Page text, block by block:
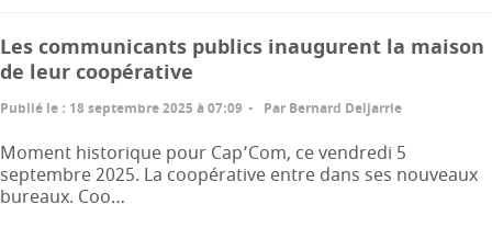
Les communicants publics inaugurent la maison
de leur coopérative
Publié le : 18 septembre 2025 à 07:09 Par Bernard Deljarrie
Moment historique pour Cap’Com, ce vendredi 5
septembre 2025. La coopérative entre dans ses nouveaux
bureaux. Coo…